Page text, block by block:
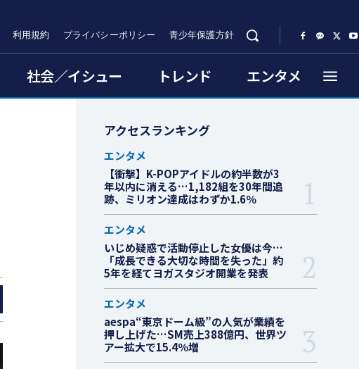
利用規約 プライバシーポリシー 青少年保護方針
社会／イシュー トレンド エンタメ
アクセスランキング
エンタメ
【衝撃】K-POPアイドルの約半数が3
年以内に消える…1,182組を30年間追
跡、ミリオン達成はわずか1.6％
エンタメ
いじめ疑惑で活動停止した女優は今…
「成長できる大切な時間を失った」約
5年を経てヨガスタジオ開業を発表
エンタメ
aespa“東京ドーム級”の人気が業績を
押し上げた…SM売上388億円、世界ツ
アー拡大で15.4％増